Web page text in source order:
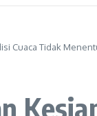
Cuaca Tidak